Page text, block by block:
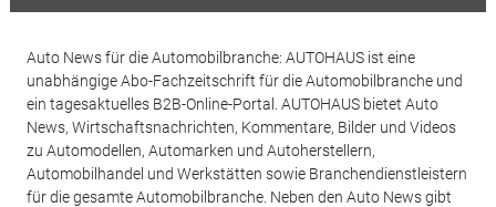
Auto News für die Automobilbranche: AUTOHAUS ist eine
unabhängige Abo-Fachzeitschrift für die Automobilbranche und
ein tagesaktuelles B2B-Online-Portal. AUTOHAUS bietet Auto
News, Wirtschaftsnachrichten, Kommentare, Bilder und Videos
zu Automodellen, Automarken und Autoherstellern,
Automobilhandel und Werkstätten sowie Branchendienstleistern
für die gesamte Automobilbranche. Neben den Auto News gibt